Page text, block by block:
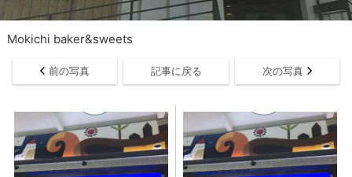
Mokichi baker&sweets
前の写真 記事に戻る 次の写真